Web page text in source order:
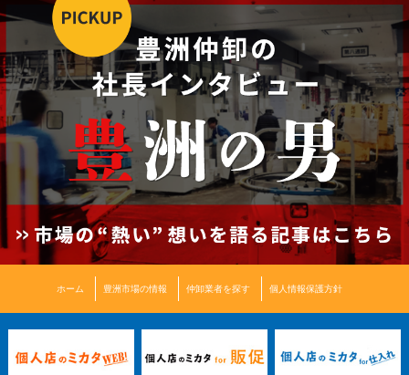
ホーム 豊洲市場の情報 仲卸業者を探す 個人情報保護方針